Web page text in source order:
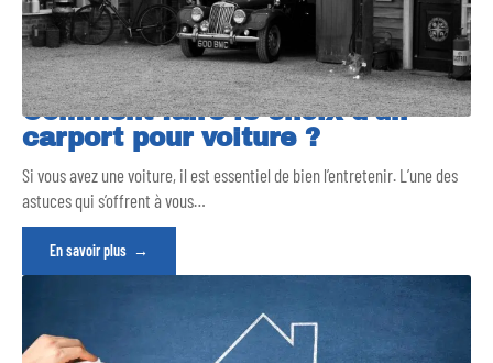
Comment faire le choix d’un
carport pour voiture ?
Si vous avez une voiture, il est essentiel de bien l’entretenir. L’une des
astuces qui s’offrent à vous…
En savoir plus